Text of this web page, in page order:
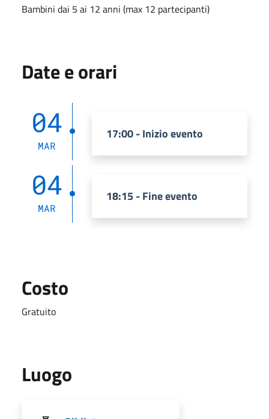
Bambini dai 5 ai 12 anni (max 12 partecipanti)
Date e orari
04
MAR
17:00 - Inizio evento
04
MAR
18:15 - Fine evento
Costo
Gratuito
Luogo